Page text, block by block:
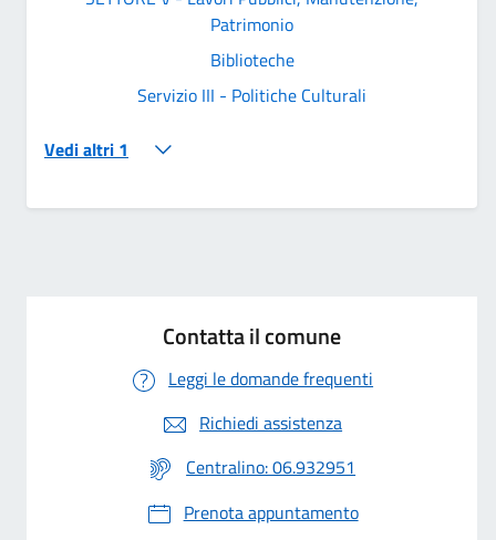
Patrimonio
Biblioteche
Servizio III - Politiche Culturali
Vedi altri 1
Contatta il comune
Leggi le domande frequenti
Richiedi assistenza
Centralino: 06.932951
Prenota appuntamento